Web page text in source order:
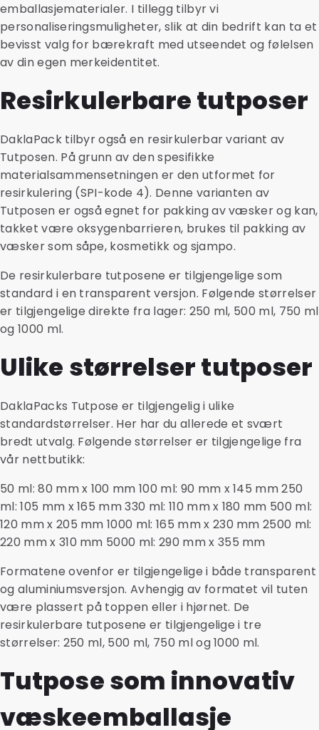
emballasjematerialer. I tillegg tilbyr vi
personaliseringsmuligheter, slik at din bedrift kan ta et
bevisst valg for bærekraft med utseendet og følelsen
av din egen merkeidentitet.
Resirkulerbare tutposer
DaklaPack tilbyr også en resirkulerbar variant av
Tutposen. På grunn av den spesifikke
materialsammensetningen er den utformet for
resirkulering (SPI-kode 4). Denne varianten av
Tutposen er også egnet for pakking av væsker og kan,
takket være oksygenbarrieren, brukes til pakking av
væsker som såpe, kosmetikk og sjampo.
De resirkulerbare tutposene er tilgjengelige som
standard i en transparent versjon. Følgende størrelser
er tilgjengelige direkte fra lager: 250 ml, 500 ml, 750 ml
og 1000 ml.
Ulike størrelser tutposer
DaklaPacks Tutpose er tilgjengelig i ulike
standardstørrelser. Her har du allerede et svært
bredt utvalg. Følgende størrelser er tilgjengelige fra
vår nettbutikk:
50 ml: 80 mm x 100 mm 100 ml: 90 mm x 145 mm 250
ml: 105 mm x 165 mm 330 ml: 110 mm x 180 mm 500 ml:
120 mm x 205 mm 1000 ml: 165 mm x 230 mm 2500 ml:
220 mm x 310 mm 5000 ml: 290 mm x 355 mm
Formatene ovenfor er tilgjengelige i både transparent
og aluminiumsversjon. Avhengig av formatet vil tuten
være plassert på toppen eller i hjørnet. De
resirkulerbare tutposene er tilgjengelige i tre
størrelser: 250 ml, 500 ml, 750 ml og 1000 ml.
Tutpose som innovativ
væskeemballasje